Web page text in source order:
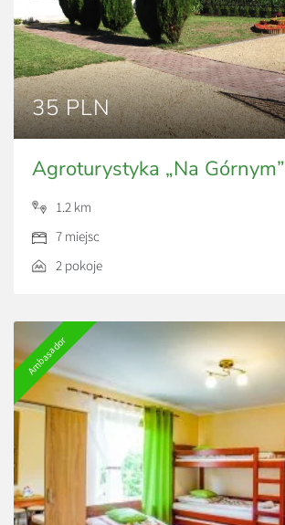
35 PLN
Agroturystyka „Na Górnym”
1.2 km
7 miejsc
2 pokoje
Ambasador